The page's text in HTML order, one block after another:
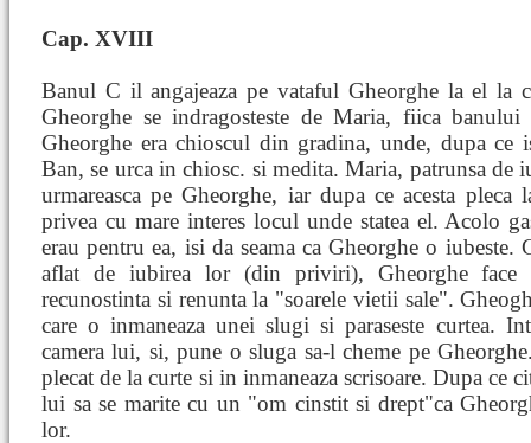
Cap. XVIII
Banul C il angajeaza pe vataful Gheorghe la el la
Gheorghe se indragosteste de Maria, fiica
Gheorghe era chioscul din gradina, unde, dupa ce
Ban, se urca in chiosc. si medita. Maria, patrunsa de
urmareasca pe Gheorghe, iar dupa ce acesta
privea cu mare interes locul unde statea el. Acolo
erau pentru ea, isi da seama ca Gheorghe o iubeste.
aflat de iubirea lor (din priviri), Gheorghe face
recunostinta si renunta la "soarele vietii sale".
care o inmaneaza unei slugi si paraseste curtea.
camera lui, si, pune o sluga sa-l cheme pe
plecat de la curte si in inmaneaza scrisoare. Dupa ce
lui sa se marite cu un "om cinstit si drept"ca
lor.